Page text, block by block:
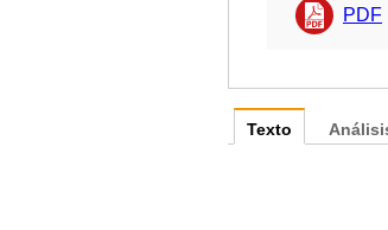
PDF
Texto